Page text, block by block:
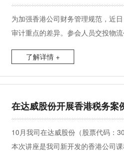
为加强香港公司财务管理规范，近
审计重点的差异。参会人员交投物
了解详情 +
在达威股份开展香港税务案
10月我司在达威股份（股票代码：
本次讲座是我司新开发的香港公司